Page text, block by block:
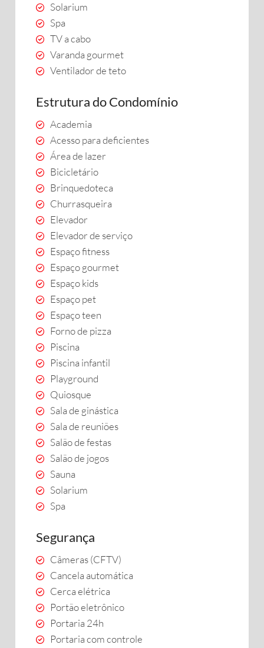
Solarium
Spa
TV a cabo
Varanda gourmet
Ventilador de teto
Estrutura do Condomínio
Academia
Acesso para deficientes
Área de lazer
Bicicletário
Brinquedoteca
Churrasqueira
Elevador
Elevador de serviço
Espaço fitness
Espaço gourmet
Espaço kids
Espaço pet
Espaço teen
Forno de pizza
Piscina
Piscina infantil
Playground
Quiosque
Sala de ginástica
Sala de reuniões
Salão de festas
Salão de jogos
Sauna
Solarium
Spa
Segurança
Câmeras (CFTV)
Cancela automática
Cerca elétrica
Portão eletrônico
Portaria 24h
Portaria com controle